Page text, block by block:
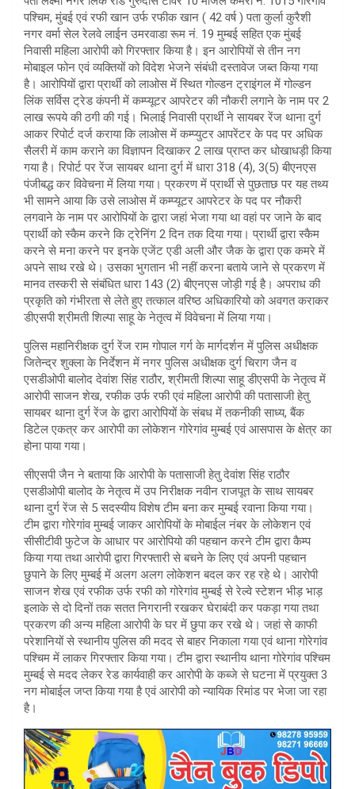
पश्चिम, मुंबई एवं रफी खान उर्फ रफीक खान ( 42 वर्ष ) पता कुर्ला कुरैशी
नगर वर्मा सेल रेलवे लाईन उमरवाडा रूम नं. 19 मुम्बई सहित एक मुंबई
निवासी महिला आरोपी को गिरफ्तार किया है। इन आरोपियों से तीन नग
मोबाइल फोन एवं व्यक्तियों को विदेश भेजने संबंधी दस्तावेज जब्त किया गया
है। आरोपियों द्वारा प्रार्थी को लाओस में स्थित गोल्डन ट्राइंगल में गोल्डन
लिंक सर्विस ट्रेड कंपनी में कम्प्यूटर आपरेटर की नौकरी लगाने के नाम पर 2
लाख रूपये की ठगी की गई। भिलाई निवासी प्रार्थी ने सायबर रेंज थाना दुर्ग
आकर रिपोर्ट दर्ज कराया कि लाओस में कम्प्युटर आपरेंटर के पद पर अधिक
सैलरी में काम कराने का विज्ञापन दिखाकर 2 लाख प्राप्त कर धोखाधड़ी किया
गया है। रिपोर्ट पर रेंज सायबर थाना दुर्ग में धारा 318 (4), 3(5) बीएनएस
पंजीबद्ध कर विवेचना में लिया गया। प्रकरण में प्रार्थी से पुछताछ पर यह तथ्य
भी सामने आया कि उसे लाओस में कम्प्यूटर आपरेटर के पद पर नौकरी
लगवाने के नाम पर आरोपियों के द्वारा जहां भेजा गया था वहां पर जाने के बाद
प्रार्थी को स्कैम करने कि ट्रेनिंग 2 दिन तक दिया गया। प्रार्थी द्वारा स्कैम
करने से मना करने पर इनके एजेंट एडी अली और जैक के द्वारा एक कमरे में
अपने साथ रखे थे। उसका भुगतान भी नहीं करना बताये जाने से प्रकरण में
मानव तस्करी से संबंधित धारा 143 (2) बीएनएस जोड़ी गई है। अपराध की
प्रकृति को गंभीरता से लेते हुए तत्काल वरिष्ठ अधिकारियो को अवगत कराकर
डीएसपी श्रीमती शिल्पा साहू के नेतृत्व में विवेचना में लिया गया।
पुलिस महानिरीक्षक दुर्ग रेंज राम गोपाल गर्ग के मार्गदर्शन में पुलिस अधीक्षक
जितेन्द्र शुक्ला के निर्देशन में नगर पुलिस अधीक्षक दुर्ग चिराग जैन व
एसडीओपी बालोद देवांश सिंह राठौर, श्रीमती शिल्पा साहू डीएसपी के नेतृत्व में
आरोपी साजन शेख, रफीक उर्फ रफी एवं महिला आरोपी की पतासाजी हेतु
सायबर थाना दुर्ग रेंज के द्वारा आरोपियों के संबध में तकनीकी साध्य, बैंक
डिटेल एकत्र कर आरोपी का लोकेशन गोरेगांव मुम्बई एवं आसपास के क्षेत्र का
होना पाया गया।
सीएसपी जैन ने बताया कि आरोपी के पतासाजी हेतु देवांश सिंह राठौर
एसडीओपी बालोद के नेतृत्व में उप निरीक्षक नवीन राजपूत के साथ सायबर
थाना दुर्ग रेंज से 5 सदस्यीय विशेष टीम बना कर मुम्बई रवाना किया गया।
टीम द्वारा गोरेगांव मुम्बई जाकर आरोपियों के मोबाईल नंबर के लोकेशन एवं
सीसीटीवी फुटेज के आधार पर आरोपियो की पहचान करने टीम द्वारा कैम्प
किया गया तथा आरोपी द्वारा गिरफ्तारी से बचने के लिए एवं अपनी पहचान
छुपाने के लिए मुम्बई में अलग अलग लोकेशन बदल कर रह रहे थे। आरोपी
साजन शेख एवं रफीक उर्फ रफी को गोरेगांव मुम्बई से रेल्वे स्टेशन भीड़ भाड़
इलाके से दो दिनों तक सतत निगरानी रखकर घेराबंदी कर पकड़ा गया तथा
प्रकरण की अन्य महिला आरोपी के घर में छुपा कर रखे थे। जहां से काफी
परेशानियों से स्थानीय पुलिस की मदद से बाहर निकाला गया एवं थाना गोरेगांव
पश्चिम में लाकर गिरफ्तार किया गया। टीम द्वारा स्थानीय थाना गोरेगांव पश्चिम
मुम्बई से मदद लेकर रेड कार्यवाही कर आरोपी के कब्जे से घटना में प्रयुक्त 3
नग मोबाईल जप्त किया गया है एवं आरोपी को न्यायिक रिमांड पर भेजा जा रहा
है।